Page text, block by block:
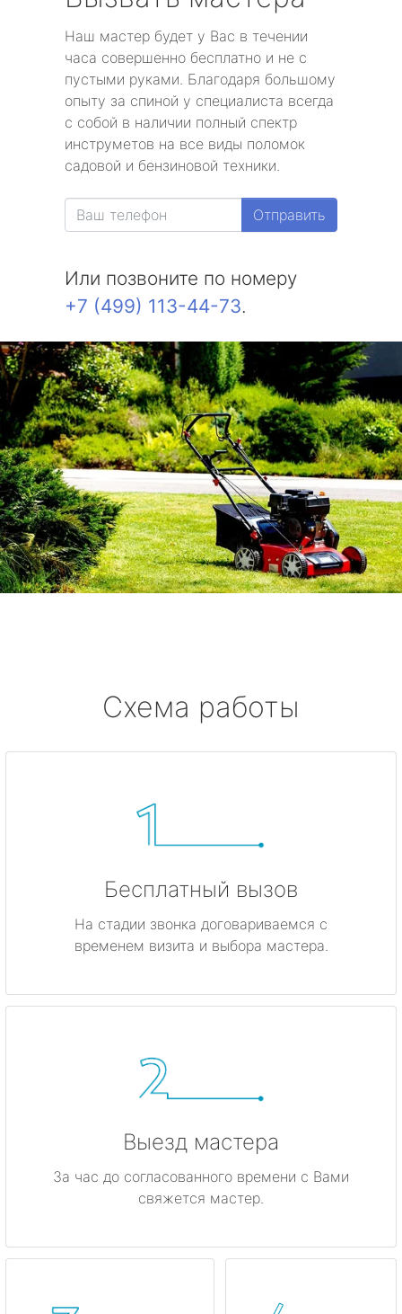
Наш мастер будет у Вас в течении
часа совершенно бесплатно и не с
пустыми руками. Благодаря большому
опыту за спиной у специалиста всегда
с собой в наличии полный спектр
инструметов на все виды поломок
садовой и бензиновой техники.
Отправить
Или позвоните по номеру
+7 (499) 113-44-73.
Схема работы
Бесплатный вызов
На стадии звонка договариваемся с
временем визита и выбора мастера.
Выезд мастера
За час до согласованного времени с Вами
свяжется мастер.